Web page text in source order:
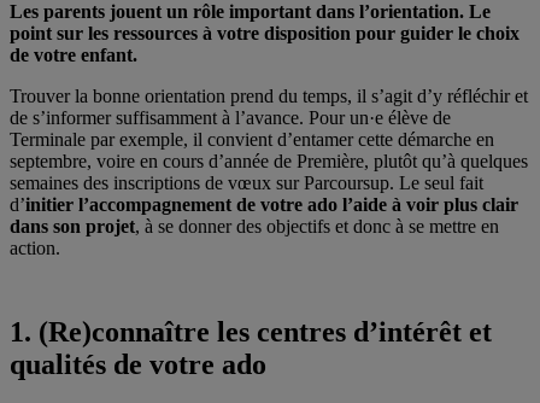
Les parents jouent un rôle important dans l’orientation. Le
point sur les ressources à votre disposition pour guider le choix
de votre enfant.
Trouver la bonne orientation prend du temps, il s’agit d’y réfléchir et
de s’informer suffisamment à l’avance. Pour un·e élève de
Terminale par exemple, il convient d’entamer cette démarche en
septembre, voire en cours d’année de Première, plutôt qu’à quelques
semaines des inscriptions de vœux sur Parcoursup. Le seul fait
d’initier l’accompagnement de votre ado l’aide à voir plus clair
dans son projet, à se donner des objectifs et donc à se mettre en
action.
1. (Re)connaître les centres d’intérêt et
qualités de votre ado